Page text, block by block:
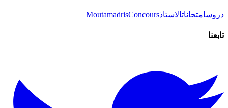
دروسامتحاناتالاستاذ MoutamadrisConcours
تابعنا